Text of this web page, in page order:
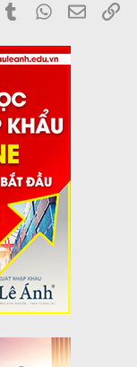
TumblrWhatsApp
Email